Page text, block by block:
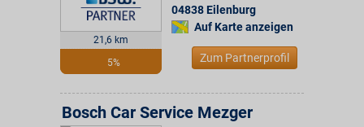
21,6 km
5%
04838 Eilenburg
Auf Karte anzeigen
Zum Partnerprofil
Bosch Car Service Mezger